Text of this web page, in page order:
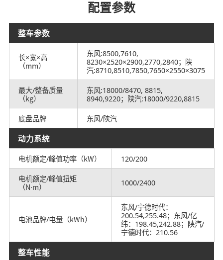
配置参数
整车参数
长×宽×高
（mm）
东风:8500,7610,
8230×2520×2900,2770,2840；陕
汽:8710,8510,7850,7650×2550×3075
最大/整备质量
（kg）
东风:18000/8470, 8815,
8940,9220；陕汽:18000/9220,8815
底盘品牌
东风/陕汽
动力系统
电机额定/峰值功率（kW）
120/200
电机额定/峰值扭矩
（N·m）
1000/2400
电池品牌/电量（kWh）
东风/宁德时代：
200.54,255.48；东风/亿
纬：198.45,242.88；陕汽/
宁德时代：210.56
整车性能